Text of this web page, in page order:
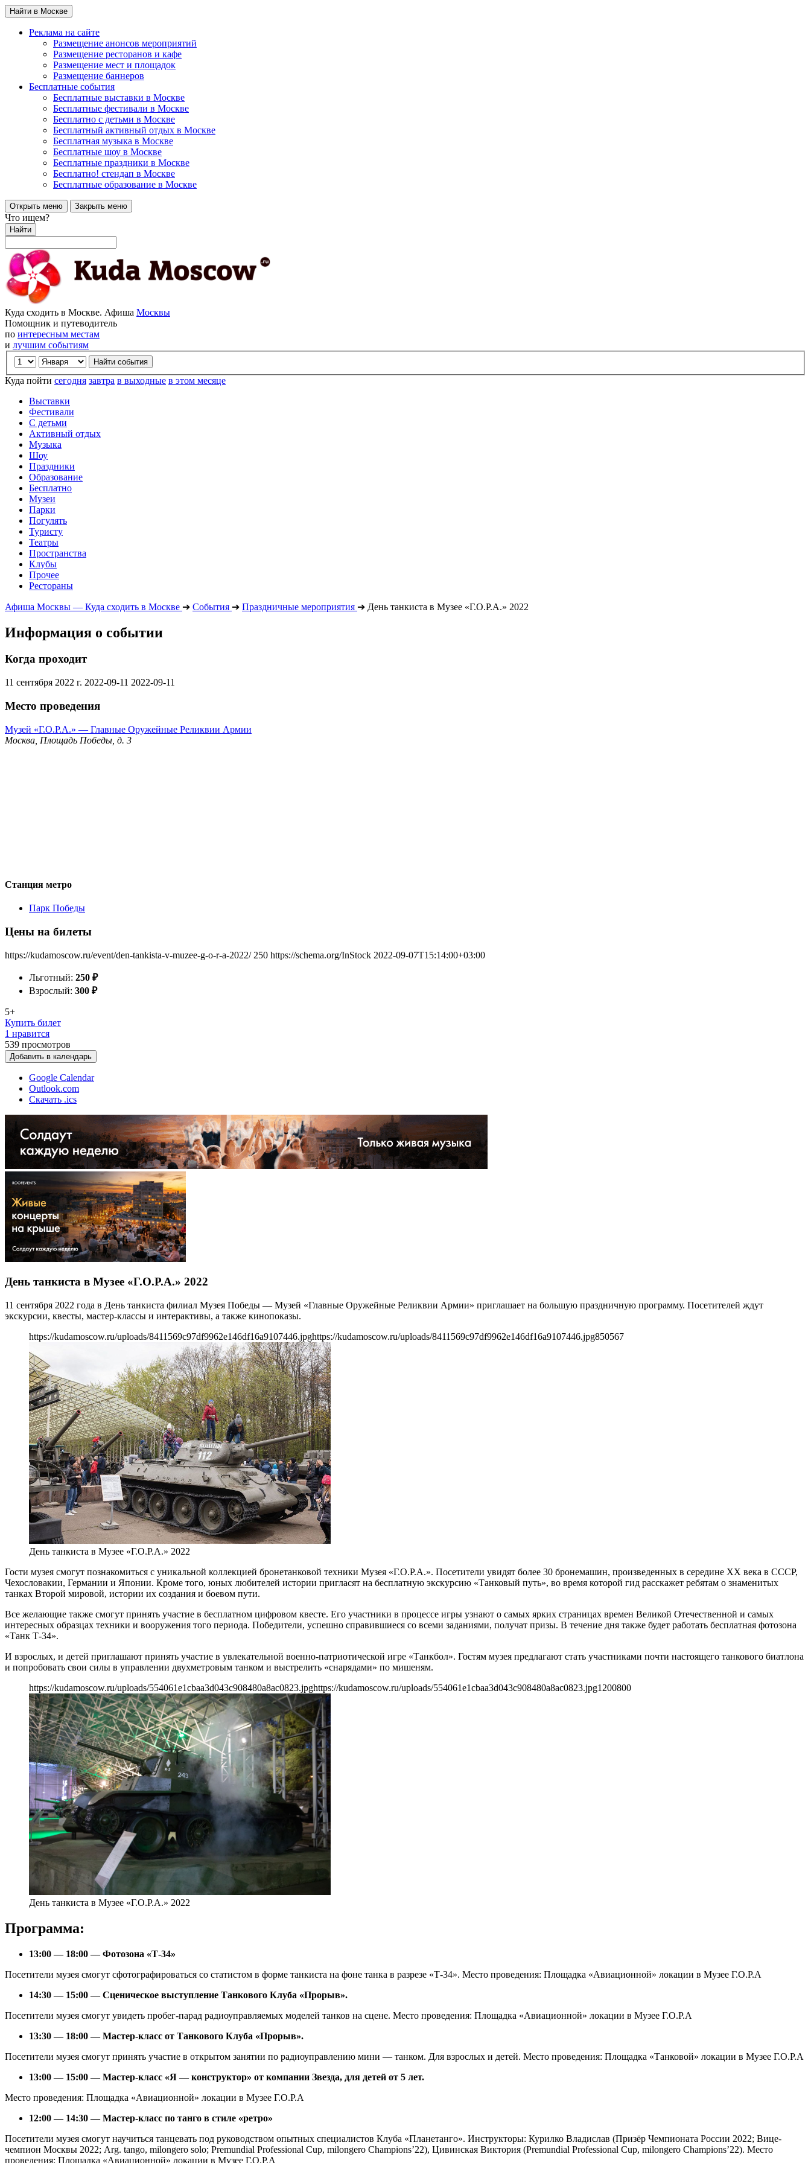
Найти в Москве
Реклама на сайте
Размещение анонсов мероприятий
Размещение ресторанов и кафе
Размещение мест и площадок
Размещение баннеров
Бесплатные события
Бесплатные выставки в Москве
Бесплатные фестивали в Москве
Бесплатно с детьми в Москве
Бесплатный активный отдых в Москве
Бесплатная музыка в Москве
Бесплатные шоу в Москве
Бесплатные праздники в Москве
Бесплатно! стендап в Москве
Бесплатные образование в Москве
Открыть меню Закрыть меню
Что ищем?
Найти
Куда сходить в Москве. Афиша Москвы
Помощник и путеводитель
по интересным местам
и лучшим событиям
Куда пойти сегодня завтра в выходные в этом месяце
Выставки
Фестивали
С детьми
Активный отдых
Музыка
Шоу
Праздники
Образование
Бесплатно
Музеи
Парки
Погулять
Туристу
Театры
Пространства
Клубы
Прочее
Рестораны
Афиша Москвы — Куда сходить в Москве ➔ События ➔ Праздничные мероприятия ➔ День танкиста в Музее «Г.О.Р.А.» 2022
Информация о событии
Когда проходит
11 сентября 2022 г. 2022-09-11 2022-09-11
Место проведения
Музей «Г.О.Р.А.» — Главные Оружейные Реликвии Армии
Москва, Площадь Победы, д. 3
Станция метро
Парк Победы
Цены на билеты
https://kudamoscow.ru/event/den-tankista-v-muzee-g-o-r-a-2022/ 250 https://schema.org/InStock 2022-09-07T15:14:00+03:00
Льготный: 250 ₽
Взрослый: 300 ₽
5+
Купить билет
1 нравится
539 просмотров
Добавить в календарь
Google Calendar
Outlook.com
Скачать .ics
День танкиста в Музее «Г.О.Р.А.» 2022
11 сентября 2022 года в День танкиста филиал Музея Победы — Музей «Главные Оружейные Реликвии Армии» приглашает на большую праздничную программу. Посетителей ждут
экскурсии, квесты, мастер-классы и интерактивы, а также кинопоказы.
https://kudamoscow.ru/uploads/8411569c97df9962e146df16a9107446.jpghttps://kudamoscow.ru/uploads/8411569c97df9962e146df16a9107446.jpg850567
День танкиста в Музее «Г.О.Р.А.» 2022
Гости музея смогут познакомиться с уникальной коллекцией бронетанковой техники Музея «Г.О.Р.А.». Посетители увидят более 30 бронемашин, произведенных в середине ХХ века в СССР,
Чехословакии, Германии и Японии. Кроме того, юных любителей истории пригласят на бесплатную экскурсию «Танковый путь», во время которой гид расскажет ребятам о знаменитых
танках Второй мировой, истории их создания и боевом пути.
Все желающие также смогут принять участие в бесплатном цифровом квесте. Его участники в процессе игры узнают о самых ярких страницах времен Великой Отечественной и самых
интересных образцах техники и вооружения того периода. Победители, успешно справившиеся со всеми заданиями, получат призы. В течение дня также будет работать бесплатная фотозона
«Танк Т-34».
И взрослых, и детей приглашают принять участие в увлекательной военно-патриотической игре «Танкбол». Гостям музея предлагают стать участниками почти настоящего танкового биатлона
и попробовать свои силы в управлении двухметровым танком и выстрелить «снарядами» по мишеням.
https://kudamoscow.ru/uploads/554061e1cbaa3d043c908480a8ac0823.jpghttps://kudamoscow.ru/uploads/554061e1cbaa3d043c908480a8ac0823.jpg1200800
День танкиста в Музее «Г.О.Р.А.» 2022
Программа:
13:00 — 18:00 — Фотозона «Т-34»
Посетители музея смогут сфотографироваться со статистом в форме танкиста на фоне танка в разрезе «Т-34». Место проведения: Площадка «Авиационной» локации в Музее Г.О.Р.А
14:30 — 15:00 — Сценическое выступление Танкового Клуба «Прорыв».
Посетители музея смогут увидеть пробег-парад радиоуправляемых моделей танков на сцене. Место проведения: Площадка «Авиационной» локации в Музее Г.О.Р.А
13:30 — 18:00 — Мастер-класс от Танкового Клуба «Прорыв».
Посетители музея смогут принять участие в открытом занятии по радиоуправлению мини — танком. Для взрослых и детей. Место проведения: Площадка «Танковой» локации в Музее Г.О.Р.А
13:00 — 15:00 — Мастер-класс «Я — конструктор» от компании Звезда, для детей от 5 лет.
Место проведения: Площадка «Авиационной» локации в Музее Г.О.Р.А
12:00 — 14:30 — Мастер-класс по танго в стиле «ретро»
Посетители музея смогут научиться танцевать под руководством опытных специалистов Клуба «Планетанго». Инструкторы: Курилко Владислав (Призёр Чемпионата России 2022; Вице-
чемпион Москвы 2022; Arg. tango, milongero solo; Premundial Professional Cup, milongero Champions’22), Цивинская Виктория (Premundial Professional Cup, milongero Champions’22). Место
проведения: Площадка «Авиационной» локации в Музее Г.О.Р.А